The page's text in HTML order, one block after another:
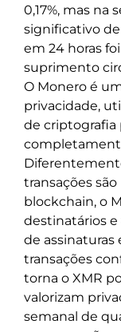
0,17%, mas na
significativo
em 24 horas
suprimento
O Monero é
privacidade,
de criptografia
transações
blockchain, o
destinatários e
de assinaturas
transações
torna o XMR
valorizam
semanal de